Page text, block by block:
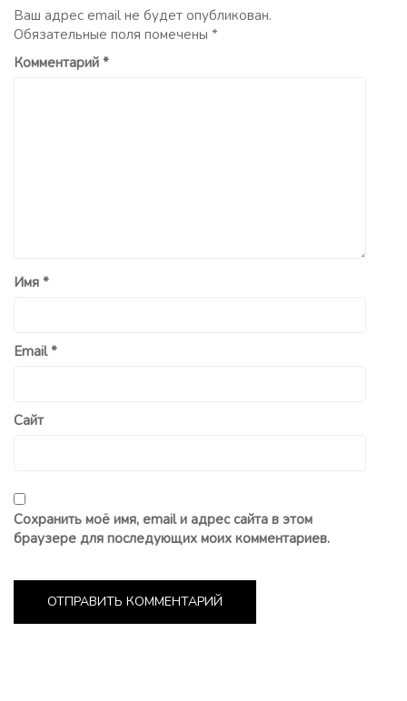
Ваш адрес email не будет опубликован.
Обязательные поля помечены *
Комментарий *
Имя *
Email*
Сайт
Сохранить моё имя, email и адрес сайта в этом
браузере для последующих моих комментариев.